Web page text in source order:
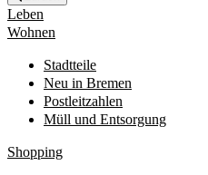
Leben
Wohnen
Stadtteile
Neu in Bremen
Postleitzahlen
Müll und Entsorgung
Shopping